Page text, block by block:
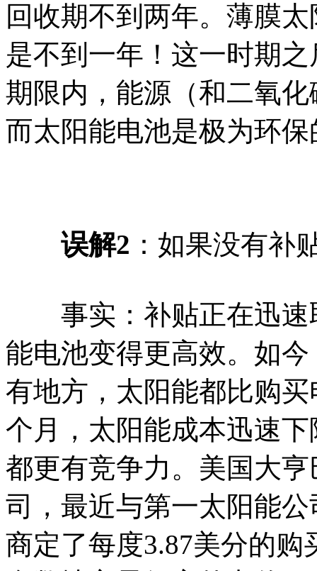
回收期不到两年。薄膜
是不到一年！这一时期
期限内，能源（和二氧
而太阳能电池是极为环保
误解2 ：如果没有补
事实：补贴正在迅速
能电池变得更高效。如
有地方，太阳能都比购
个月，太阳能成本迅速
都更有竞争力。美国大
司，最近与第一太阳能
商定了每度3.87美分的